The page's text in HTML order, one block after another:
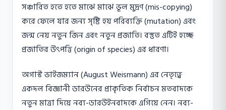
সঞ্চারিত হতে হতে মাঝে মাঝে ভূল মুদ্রণ (mis-copying)
করে ফেলে যার জন্য সৃষ্টি হয় পরিব্যক্তি (mutation) এবং
জন্ম নেয় নতুন জিন এবং নতুন প্রজাতি। বস্তুত এটিই হচ্ছে
প্রজাতির উৎপত্তি (origin of species) এর ধারণা।
অগাস্ট ভাইজম্যান (August Weismann) এর নেতৃত্বে
একদল বিজ্ঞানী ডারউনের প্রাকৃতিক নির্বাচন মতবাদকে
নতুন মাত্রা দিয়ে নব্য-ডারউইনবাদকে এগিয়ে নেন। নব্য-